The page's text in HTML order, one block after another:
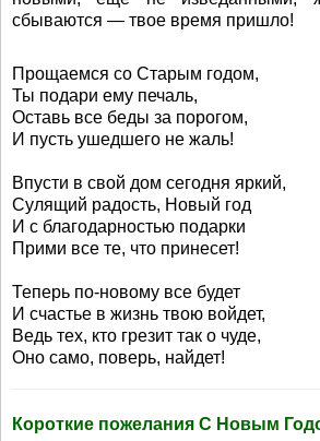
сбываются — твое время пришло!
Прощаемся со Старым годом,
Ты подари ему печаль,
Оставь все беды за порогом,
И пусть ушедшего не жаль!
Впусти в свой дом сегодня яркий,
Сулящий радость, Новый год
И с благодарностью подарки
Прими все те, что принесет!
Теперь по-новому все будет
И счастье в жизнь твою войдет,
Ведь тех, кто грезит так о чуде,
Оно само, поверь, найдет!
Короткие пожелания С Новым